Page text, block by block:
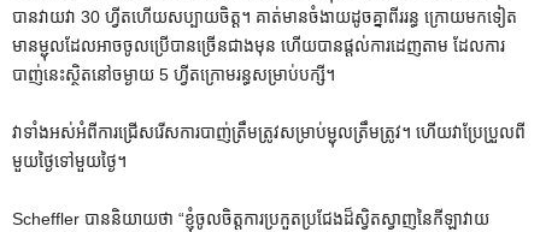
បានវាយវា 30 ហ្វីតហើយសប្បាយចិត្ត។ គាត់មានចំងាយដូចគ្នាពីររន្ធ ក្រោយមកទៀត
មានម្ជុលដែលអាចចូលប្រើបានច្រើនជាងមុន ហើយបានផ្តល់ការដេញតាម ដែលការ
បាញ់នេះស្ថិតនៅចម្ងាយ 5 ហ្វីតក្រោមរន្ធសម្រាប់បក្សី។
វាទាំងអស់អំពីការជ្រើសរើសការបាញ់ត្រឹមត្រូវសម្រាប់ម្ជុលត្រឹមត្រូវ។ ហើយវាប្រែប្រួលពី
មួយថ្ងៃទៅមួយថ្ងៃ។
Scheffler បាននិយាយថា “ខ្ញុំចូលចិត្តការប្រកួតប្រជែងដ៏ស្វិតស្វាញនៃកីឡាវាយ